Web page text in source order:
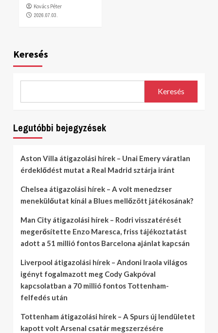
Kovács Péter
2026.07.03.
Keresés
Keresés
Legutóbbi bejegyzések
Aston Villa átigazolási hírek – Unai Emery váratlan
érdeklődést mutat a Real Madrid sztárja iránt
Chelsea átigazolási hírek – A volt menedzser
menekülőutat kínál a Blues mellőzött játékosának?
Man City átigazolási hírek – Rodri visszatérését
megerősítette Enzo Maresca, friss tájékoztatást
adott a 51 millió fontos Barcelona ajánlat kapcsán
Liverpool átigazolási hírek – Andoni Iraola világos
igényt fogalmazott meg Cody Gakpóval
kapcsolatban a 70 millió fontos Tottenham-
felfedés után
Tottenham átigazolási hírek – A Spurs új lendületet
kapott volt Arsenal csatár megszerzésére